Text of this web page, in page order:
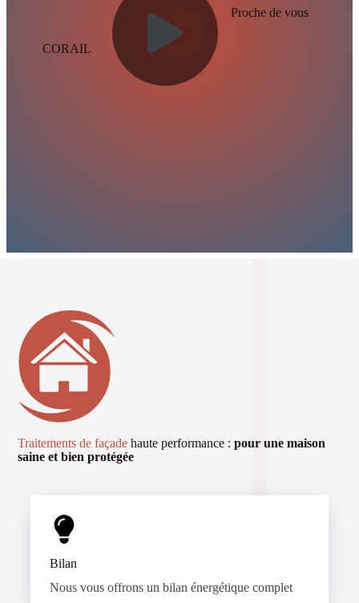
CORAIL
Proche de vous
Traitements de façade haute performance : pour une maison
saine et bien protégée
Bilan
Nous vous offrons un bilan énergétique complet